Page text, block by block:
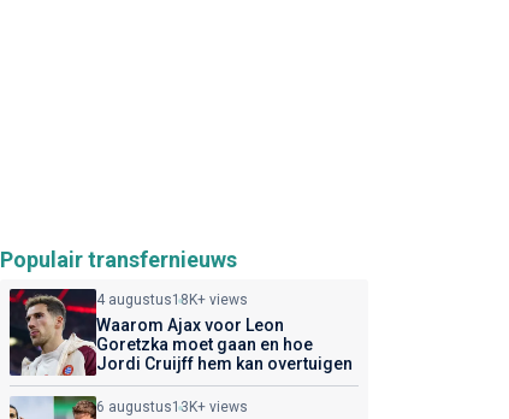
Populair transfernieuws
4 augustus18K+ views
Waarom Ajax voor Leon
Goretzka moet gaan en hoe
Jordi Cruijff hem kan overtuigen
6 augustus13K+ views